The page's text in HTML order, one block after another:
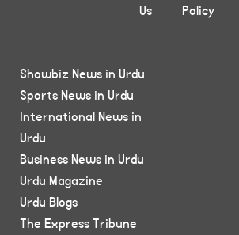
Policy
Us
Showbiz News in Urdu
Sports News in Urdu
International News in
Urdu
Business News in Urdu
Urdu Magazine
Urdu Blogs
The Express Tribune